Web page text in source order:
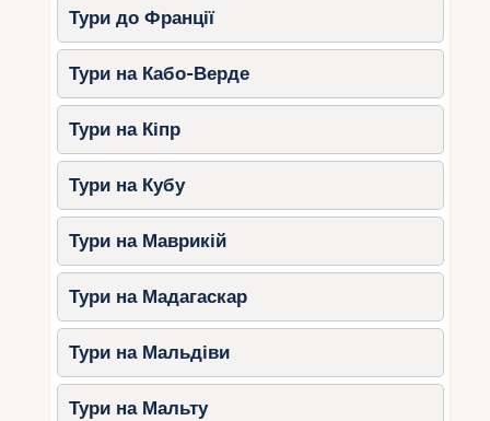
LUXLe Morne*
Розкішний готель біля підніжжя Ле-
Морн-Брабан.
Відмінний вибір для тих, хто хоче
поєднати активний відпочинок із
пляжним релаксом.
La Vieille Cheminee
Затишні еко-будиночки у горах.
Ідеально для відокремленого
відпочинку та прогулянок дикою
природою.
Тури до Франції
Тури на Кабо-Верде
Тури на Кіпр
Тури на Кубу
Тури на Маврикій
Тури на Мадагаскар
Тури на Мальдіви
Тури на Мальту